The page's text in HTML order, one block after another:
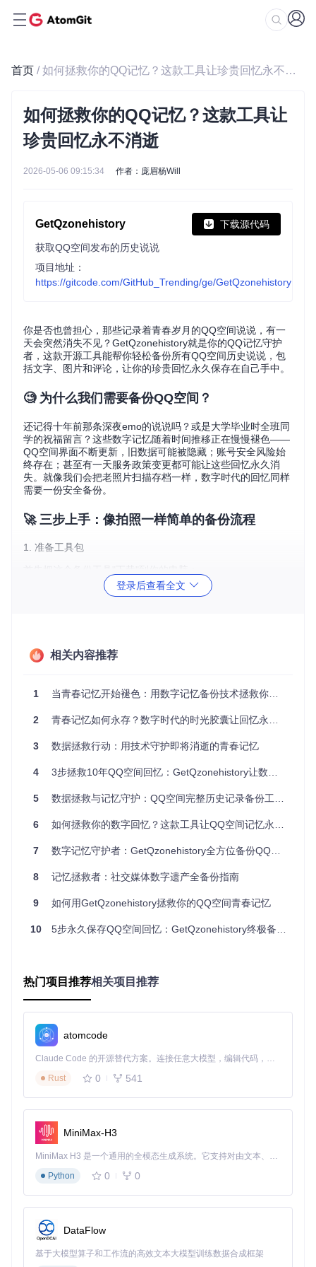
首页 / 如何拯救你的QQ记忆？这款工具让珍贵回忆永不消逝
如何拯救你的QQ记忆？这款工具让
珍贵回忆永不消逝
2026-05-06 09:15:34 作者：庞眉杨Will
GetQzonehistory 下载源代码
获取QQ空间发布的历史说说
项目地址：
https://gitcode.com/GitHub_Trending/ge/GetQzonehistory
你是否也曾担心，那些记录着青春岁月的QQ空间说说，有一
天会突然消失不见？GetQzonehistory就是你的QQ记忆守护
者，这款开源工具能帮你轻松备份所有QQ空间历史说说，包
括文字、图片和评论，让你的珍贵回忆永久保存在自己手中。
🧐 为什么我们需要备份QQ空间？
还记得十年前那条深夜emo的说说吗？或是大学毕业时全班同
学的祝福留言？这些数字记忆随着时间推移正在慢慢褪色——
QQ空间界面不断更新，旧数据可能被隐藏；账号安全风险始
终存在；甚至有一天服务政策变更都可能让这些回忆永久消
失。就像我们会把老照片扫描存档一样，数字时代的回忆同样
需要一份安全备份。
🚀 三步上手：像拍照一样简单的备份流程
1. 准备工具包
这就像你买了新相机后，先打开包装并安装电池的过程。
# Windows系统
.\myenv\Scripts\activate
# macOS/Linux系统
重要提示：看到命令行前出现 (myenv) 字样才算激活成功哦！
然后安装必要的"镜头和存储卡"：
3. 开始"拍照"备份
根据你的使用习惯选择启动方式：
启动后会看到一个二维码，用手机QQ扫描即可开始备份。整
个过程就像用手机扫描二维码支付一样简单安全。
🔍 核心功能：解决你的真实烦恼
安全登录：告别密码泄露风险
问题：直接输入QQ密码登录第三方工具太危险？
完整抓取：一条都不能少
问题：手动截图保存说说太麻烦，还容易遗漏？
解决方案：util/GetAllMomentsUtil.py
智能重试：网络不好也不怕
解决方案：util/RequestUtil.py内置"网络保镖"功能，遇到网络
登录后查看全文
相关内容推荐
1 当青春记忆开始褪色：用数字记忆备份技术拯救你的QQ空间时光碎片
2 青春记忆如何永存？数字时代的时光胶囊让回忆永不褪色
3 数据拯救行动：用技术守护即将消逝的青春记忆
4 3步拯救10年QQ空间回忆：GetQzonehistory让数字记忆永不消逝
5 数据拯救与记忆守护：QQ空间完整历史记录备份工具使用指南
6 如何拯救你的数字回忆？这款工具让QQ空间记忆永久保存
7 数字记忆守护者：GetQzonehistory全方位备份QQ空间珍贵回忆
8 记忆拯救者：社交媒体数字遗产全备份指南
9 如何用GetQzonehistory拯救你的QQ空间青春记忆
10 5步永久保存QQ空间回忆：GetQzonehistory终极备份指南
热门项目推荐相关项目推荐
atomcode
Claude Code 的开源替代方案。连接任意大模型，编辑代码，运行命令，自动验证 — 全自动执行。用 Rust 构建，极致性能。 ｜ An open-source alternative to Claude Code. Connect any LLM, edit code, run commands, and verify changes — autonomously. Built in Rust for speed. Get Started
Rust
0 541
MiniMax-H3
MiniMax H3 是一个通用的全模态生成系统。它支持对由文本、图像、视频和音频组成的多模态上下文进行统一理解，并能生成分辨率高达 2K、时长可达 15 秒的带原生立体声音频的视频。得益于面向任务泛化的系统设计，H3 在预训练阶段就已具备广泛的多模态上下文理解与生成能力，能够出色地执行复杂的多模态指令。
Python
0 0
DataFlow
基于大模型算子和工作流的高效文本大模型训练数据合成框架